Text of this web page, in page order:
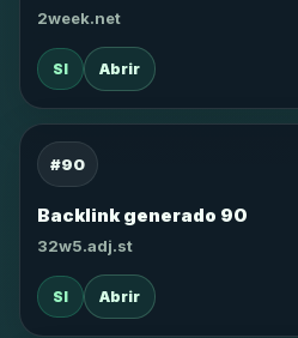
2week.net
SI Abrir
#90
Backlink generado 90
32w5.adj.st
SI Abrir